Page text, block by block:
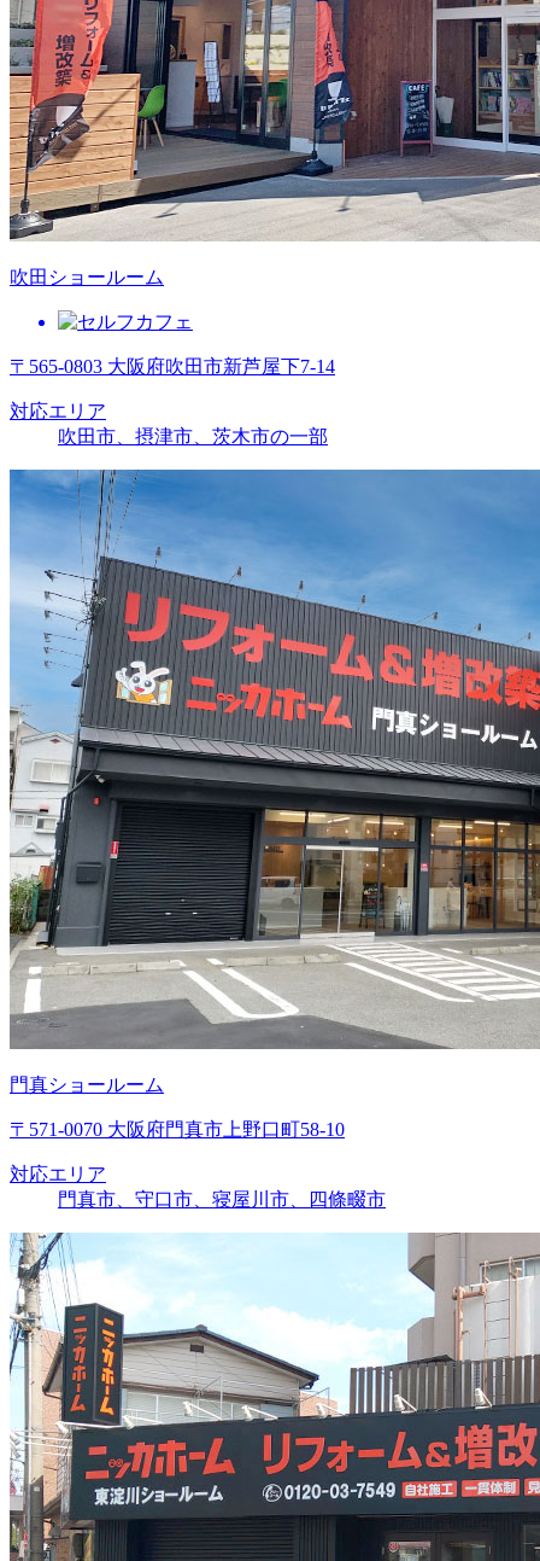
吹田ショールーム
〒565-0803 大阪府吹田市新芦屋下7-14
対応エリア
吹田市、摂津市、茨木市の一部
門真ショールーム
〒571-0070 大阪府門真市上野口町58-10
対応エリア
門真市、守口市、寝屋川市、四條畷市